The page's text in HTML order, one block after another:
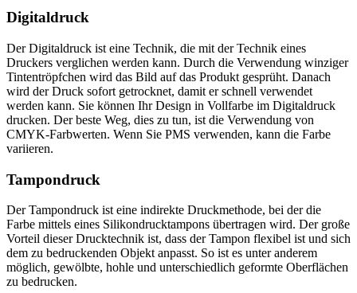
Digitaldruck
Der Digitaldruck ist eine Technik, die mit der Technik eines
Druckers verglichen werden kann. Durch die Verwendung winziger
Tintentröpfchen wird das Bild auf das Produkt gesprüht. Danach
wird der Druck sofort getrocknet, damit er schnell verwendet
werden kann. Sie können Ihr Design in Vollfarbe im Digitaldruck
drucken. Der beste Weg, dies zu tun, ist die Verwendung von
CMYK-Farbwerten. Wenn Sie PMS verwenden, kann die Farbe
variieren.
Tampondruck
Der Tampondruck ist eine indirekte Druckmethode, bei der die
Farbe mittels eines Silikondrucktampons übertragen wird. Der große
Vorteil dieser Drucktechnik ist, dass der Tampon flexibel ist und sich
dem zu bedruckenden Objekt anpasst. So ist es unter anderem
möglich, gewölbte, hohle und unterschiedlich geformte Oberflächen
zu bedrucken.